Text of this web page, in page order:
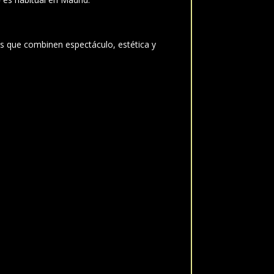
que combinen espectáculo, estética y